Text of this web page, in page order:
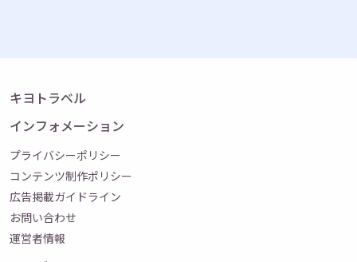
キヨトラベル
インフォメーション
プライバシーポリシー
コンテンツ制作ポリシー
広告掲載ガイドライン
お問い合わせ
運営者情報